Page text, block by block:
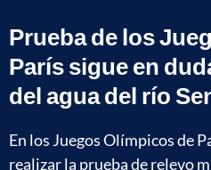
Prueba de los
París sigue en
del agua del río
En los Juegos Olímpicos de
realizar la prueba de relevo